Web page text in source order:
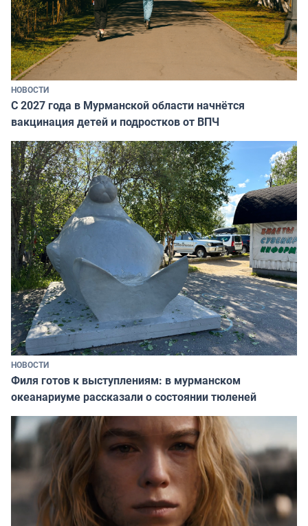
НОВОСТИ
С 2027 года в Мурманской области начнётся
вакцинация детей и подростков от ВПЧ
НОВОСТИ
Филя готов к выступлениям: в мурманском
океанариуме рассказали о состоянии тюленей